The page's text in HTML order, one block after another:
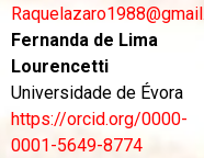
Fernanda de Lima
Lourencetti
Universidade de Évora
https://orcid.org/0000-
0001-5649-8774